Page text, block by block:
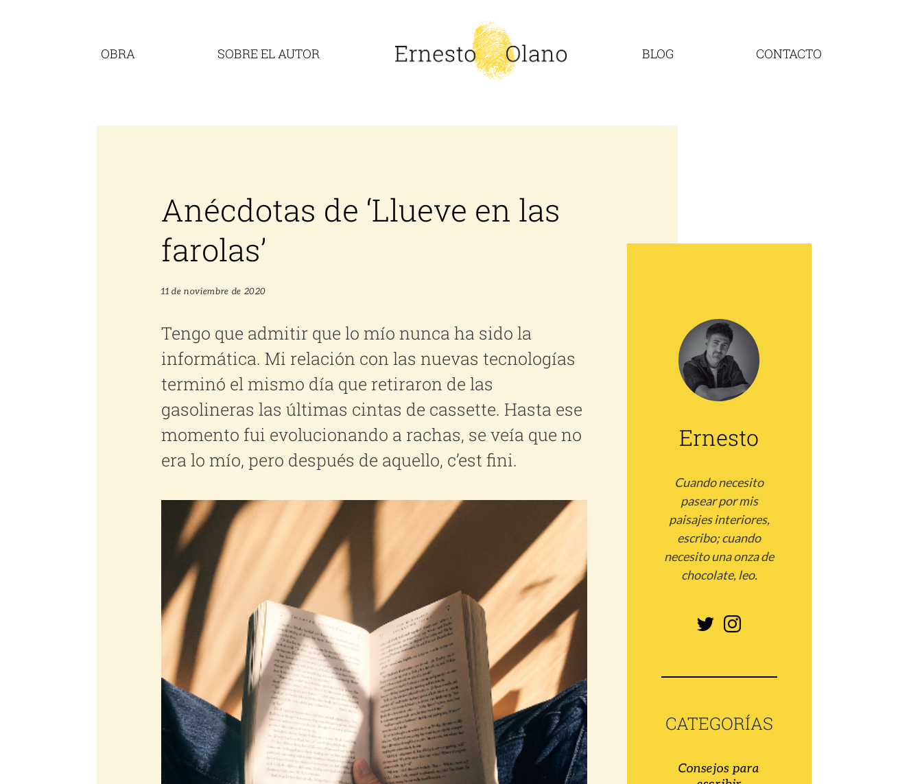
OBRA SOBRE EL AUTOR BLOG CONTACTO
Anécdotas de ‘Llueve en las
farolas’
11 de noviembre de 2020
Tengo que admitir que lo mío nunca ha sido la
informática. Mi relación con las nuevas tecnologías
terminó el mismo día que retiraron de las
gasolineras las últimas cintas de cassette. Hasta ese
momento fui evolucionando a rachas, se veía que no
era lo mío, pero después de aquello, c’est fini.
imagen
más
grande
Ernesto
Cuando necesito
pasear por mis
paisajes interiores,
escribo; cuando
necesito una onza de
chocolate, leo.
CATEGORÍAS
Consejos para